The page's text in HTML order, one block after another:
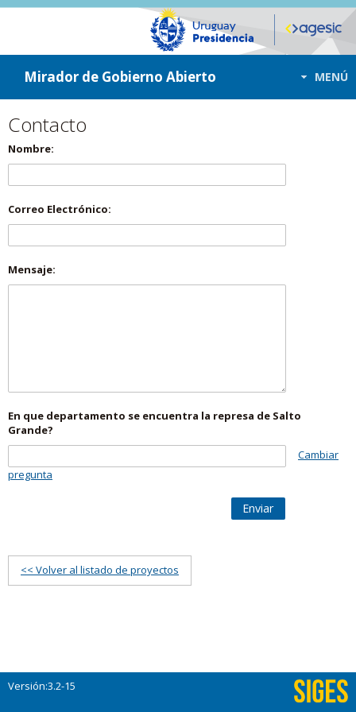
ir a contenido
ir al menú
Mirador de Gobierno Abierto MENÚ
Contacto
Nombre:
Correo Electrónico:
Mensaje:
En que departamento se encuentra la represa de Salto
Grande?
Cambiar
pregunta
Enviar
<< Volver al listado de proyectos
Versión:3.2-15